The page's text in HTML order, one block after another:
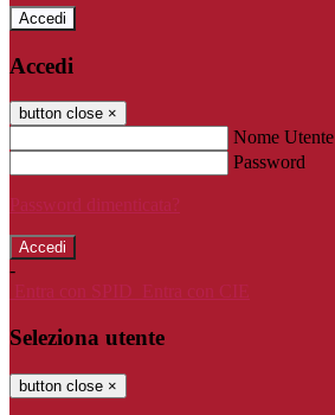
Accedi
Accedi
button close ×
Nome Utente
Password
Password dimenticata?
-
Entra con SPID
Entra con CIE
Seleziona utente
button close ×